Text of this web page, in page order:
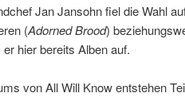
Jan Jansohn fiel die Wahl
(Adorned Brood)
hier bereits Alben auf.
von All Will Know entstehen